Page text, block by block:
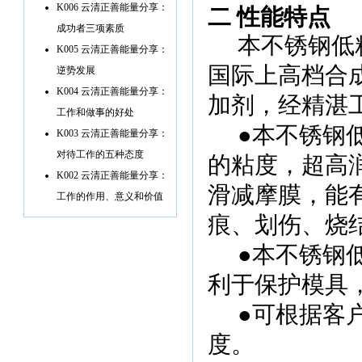
K006 云清正善能量分享：
成功者三项素质
K005 云清正善能量分享：
逆势发展
K004 云清正善能量分享：
工作和做事的好处
K003 云清正善能量分享：
对待工作的五种态度
K002 云清正善能量分享：
工作的作用、意义和价值
二 性能特点
本不锈钢
国际上高档合
加剂，经精湛
●本不锈钢
的粘度，超高
滑减摩膜，能
痕、划伤、烧
●本不锈钢
利于保护模具
●可根据客
度。